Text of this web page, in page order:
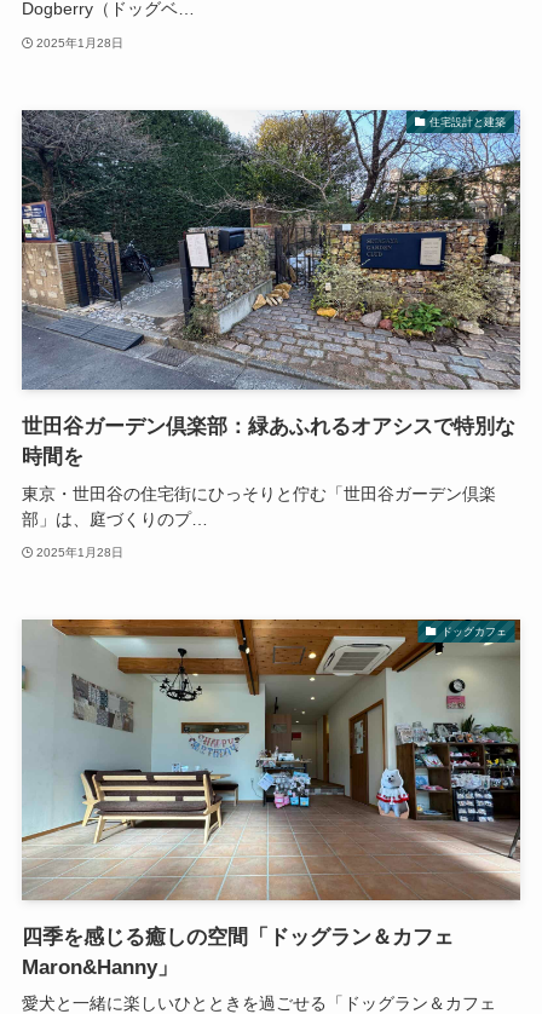
Dogberry（ドッグベ…
2025年1月28日
住宅設計と建築
世田谷ガーデン倶楽部：緑あふれるオアシスで特別な
時間を
東京・世田谷の住宅街にひっそりと佇む「世田谷ガーデン倶楽
部」は、庭づくりのプ…
2025年1月28日
ドッグカフェ
四季を感じる癒しの空間「ドッグラン＆カフェ
Maron&Hanny」
愛犬と一緒に楽しいひとときを過ごせる「ドッグラン＆カフェ